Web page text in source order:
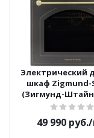
Электрический
шкаф Zigmund-
(Зигмунд-Штайн)
49 990 руб.